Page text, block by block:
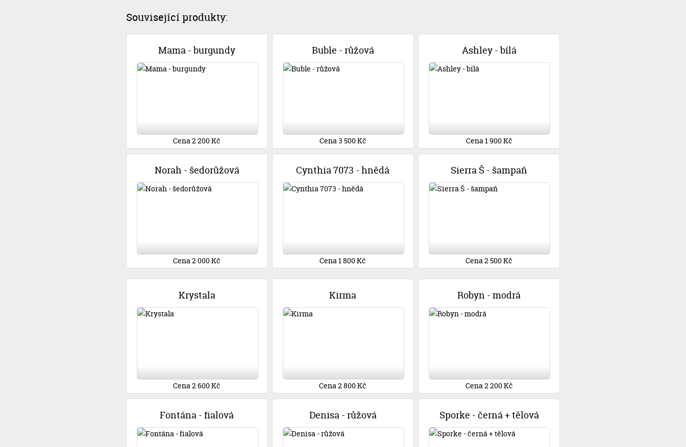
Související produkty:
Mama - burgundy
Cena 2 200 Kč
Buble - růžová
Cena 3 500 Kč
Ashley - bílá
Cena 1 900 Kč
Norah - šedorůžová
Cena 2 000 Kč
Cynthia 7073 - hnědá
Cena 1 800 Kč
Sierra Š - šampaň
Cena 2 500 Kč
Krystala
Cena 2 600 Kč
Kirma
Cena 2 800 Kč
Robyn - modrá
Cena 2 200 Kč
Fontána - fialová Denisa - růžová Sporke - černá + tělová